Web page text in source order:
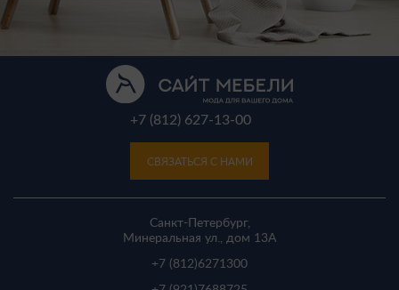
+7 (812) 627-13-00
СВЯЗАТЬСЯ С НАМИ
Санкт-Петербург,
Минеральная ул., дом 13A
+7 (812)6271300